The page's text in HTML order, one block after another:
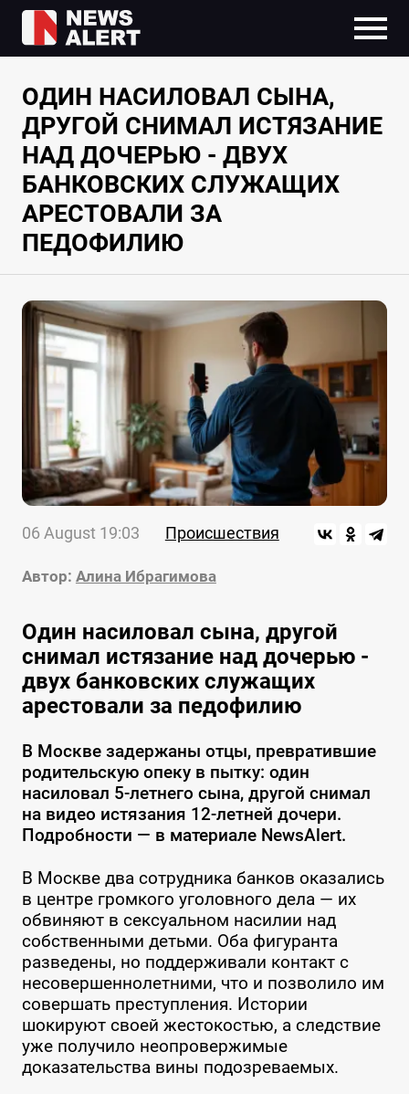
ОДИН НАСИЛОВАЛ СЫНА,
ДРУГОЙ СНИМАЛ ИСТЯЗАНИЕ
НАД ДОЧЕРЬЮ - ДВУХ
БАНКОВСКИХ СЛУЖАЩИХ
АРЕСТОВАЛИ ЗА
ПЕДОФИЛИЮ
06 August 19:03 Происшествия
Автор: Алина Ибрагимова
Один насиловал сына, другой
снимал истязание над дочерью -
двух банковских служащих
арестовали за педофилию
В Москве задержаны отцы, превратившие
родительскую опеку в пытку: один
насиловал 5-летнего сына, другой снимал
на видео истязания 12-летней дочери.
Подробности — в материале NewsAlert.
В Москве два сотрудника банков оказались
в центре громкого уголовного дела — их
обвиняют в сексуальном насилии над
собственными детьми. Оба фигуранта
разведены, но поддерживали контакт с
несовершеннолетними, что и позволило им
совершать преступления. Истории
шокируют своей жестокостью, а следствие
уже получило неопровержимые
доказательства вины подозреваемых.